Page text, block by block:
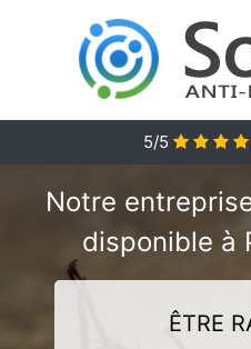
5/5
Notre
disponible à
ÊTRE